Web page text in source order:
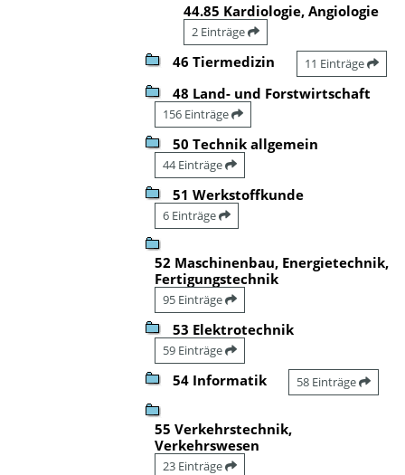
44.85 Kardiologie, Angiologie
2 Einträge
46 Tiermedizin 11 Einträge
48 Land- und Forstwirtschaft
156 Einträge
50 Technik allgemein
44 Einträge
51 Werkstoffkunde
6 Einträge
52 Maschinenbau, Energietechnik,
Fertigungstechnik
95 Einträge
53 Elektrotechnik
59 Einträge
54 Informatik 58 Einträge
55 Verkehrstechnik,
Verkehrswesen
23 Einträge